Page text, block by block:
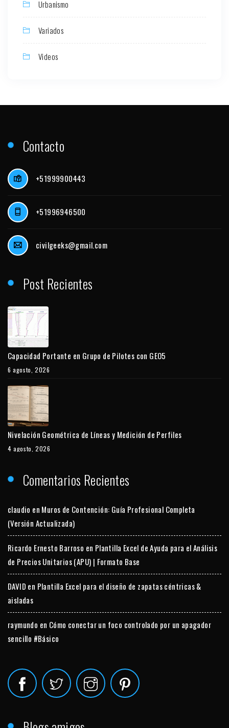
Urbanismo
Variados
Videos
Contacto
+51999900443
+51996946500
civilgeeks@gmail.com
Post Recientes
Capacidad Portante en Grupo de Pilotes con GEO5
6 agosto, 2026
Nivelación Geométrica de Líneas y Medición de Perfiles
4 agosto, 2026
Comentarios Recientes
claudio en Muros de Contención: Guía Profesional Completa
(Versión Actualizada)
Ricardo Ernesto Barroso en Plantilla Excel de Ayuda para el Análisis
de Precios Unitarios (APU) | Formato Base
DAVID en Plantilla Excel para el diseño de zapatas céntricas &
aisladas
raymundo en Cómo conectar un foco controlado por un apagador
sencillo #Básico